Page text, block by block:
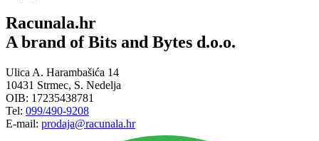
Racunala.hr
A brand of Bits and Bytes d.o.o.
Ulica A. Harambašića 14
10431 Strmec, S. Nedelja
OIB: 17235438781
Tel: 099/490-9208
E-mail: prodaja@racunala.hr